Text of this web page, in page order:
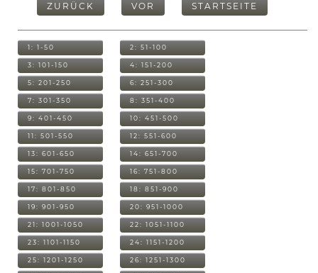
ZURÜCK VOR STARTSEITE
1: 1-50 2: 51-100
3: 101-150 4: 151-200
5: 201-250 6: 251-300
7: 301-350 8: 351-400
9: 401-450 10: 451-500
11: 501-550 12: 551-600
13: 601-650 14: 651-700
15: 701-750 16: 751-800
17: 801-850 18: 851-900
19: 901-950 20: 951-1000
21: 1001-1050 22: 1051-1100
23: 1101-1150 24: 1151-1200
25: 1201-1250 26: 1251-1300